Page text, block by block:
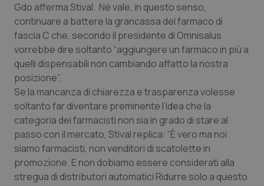
Provincia Autonoma di Trento
Puglia
Sardegna
Sicilia
Toscana
Umbria
Ipertensione & Scompenso
Malattie rare
Malattia di Crohn & Rettocolite Ulcerosa
Neuroscienze & patologie neurodegenerative
Obesità
Oftalmologia
Gdo afferma Stival. Né vale, in questo senso,
continuare a battere la grancassa del farmaco di
fascia C che, secondo il presidente di Omnisalus
vorrebbe dire soltanto “aggiungere un farmaco in più a
quelli dispensabili non cambiando affatto la nostra
posizione”.
Se la mancanza di chiarezza e trasparenza volesse
soltanto far diventare preminente l’idea che la
categoria dei farmacisti non sia in grado di stare al
passo con il mercato, Stival replica: “È vero ma noi
siamo farmacisti, non venditori di scatolette in
promozione. E non dobiamo essere considerati alla
stregua di distributori automatici Ridurre solo a questo